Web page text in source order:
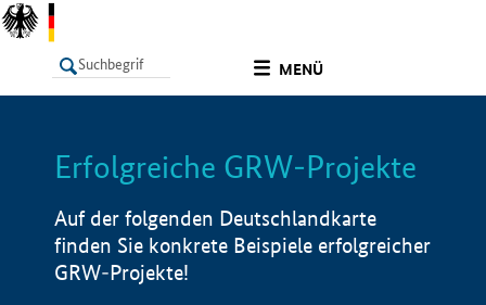
MENÜ
LISTE Info
Erfolgreiche GRW-Projekte
Auf der folgenden Deutschlandkarte
finden Sie konkrete Beispiele erfolgreicher
GRW-Projekte!